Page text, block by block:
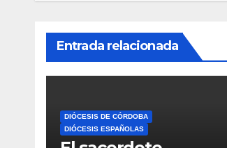
Entrada relacionada
DIÓCESIS DE CÓRDOBA
DIÓCESIS ESPAÑOLAS